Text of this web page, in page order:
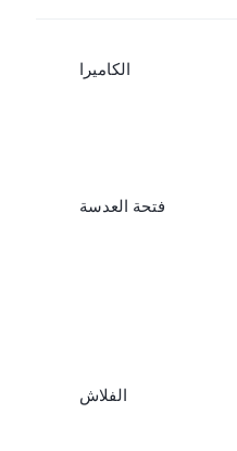
الكاميرا
فتحة العدسة
الفلاش